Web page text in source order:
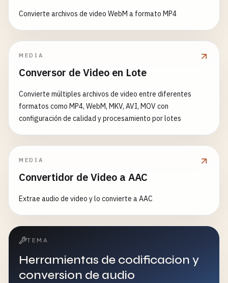
Convierte archivos de video WebM a formato MP4
MEDIA
Conversor de Video en Lote
Convierte múltiples archivos de video entre diferentes
formatos como MP4, WebM, MKV, AVI, MOV con
configuración de calidad y procesamiento por lotes
MEDIA
Convertidor de Video a AAC
Extrae audio de video y lo convierte a AAC
TEMA
Herramientas de codificacion y
conversion de audio